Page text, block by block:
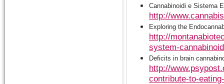
Cannabinoidi e Sistema
http://
Exploring the
http://
system-
Deficits in brain
http://
contribute-to-